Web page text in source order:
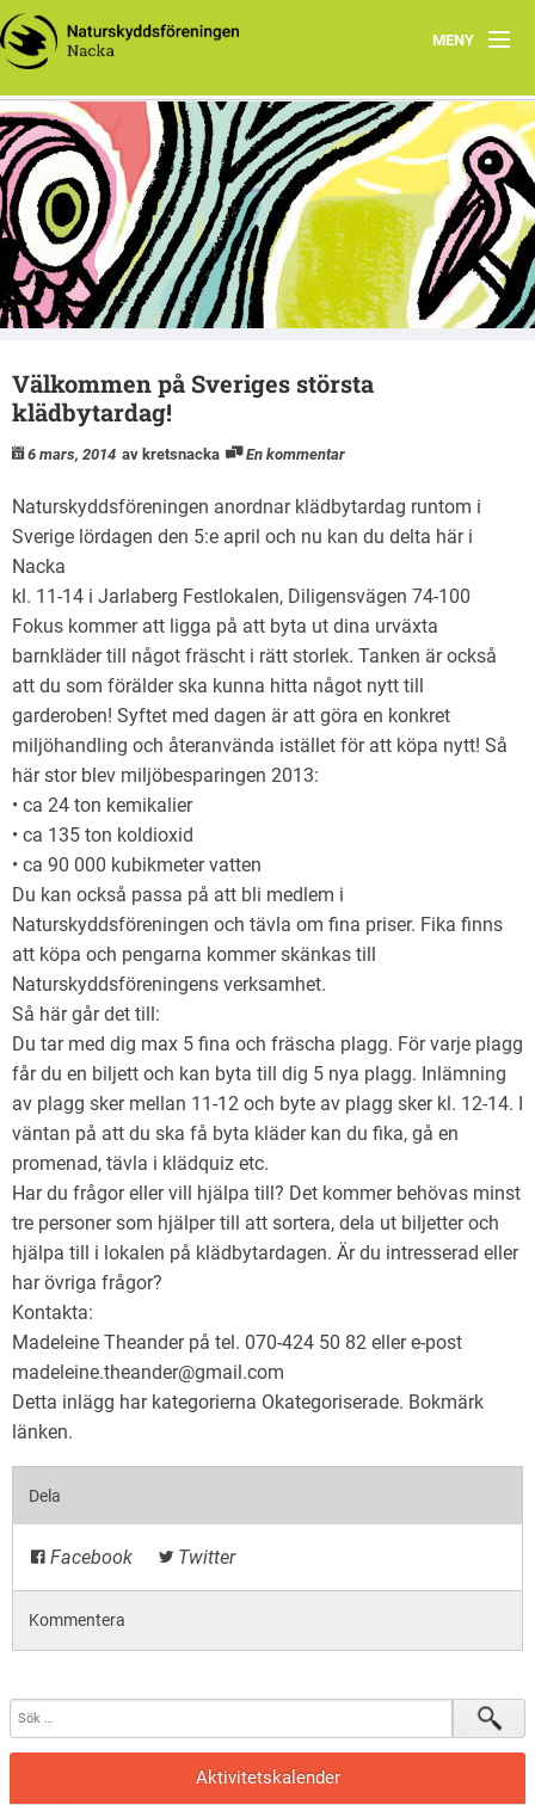
MENY
Hem
Vårprogram 2026
Dokument
Barn, familj och skola
Om oss
Nacka
Välkommen till kretswebben för Naturskyddsföreningen
i Nacka
Välkommen på Sveriges största
klädbytardag!
6 mars, 2014 av kretsnacka En kommentar
Naturskyddsföreningen anordnar klädbytardag runtom i
Sverige lördagen den 5:e april och nu kan du delta här i
Nacka
kl. 11-14 i Jarlaberg Festlokalen, Diligensvägen 74-100
Fokus kommer att ligga på att byta ut dina urväxta
barnkläder till något fräscht i rätt storlek. Tanken är också
att du som förälder ska kunna hitta något nytt till
garderoben! Syftet med dagen är att göra en konkret
miljöhandling och återanvända istället för att köpa nytt! Så
här stor blev miljöbesparingen 2013:
• ca 24 ton kemikalier
• ca 135 ton koldioxid
• ca 90 000 kubikmeter vatten
Du kan också passa på att bli medlem i
Naturskyddsföreningen och tävla om fina priser. Fika finns
att köpa och pengarna kommer skänkas till
Naturskyddsföreningens verksamhet.
Så här går det till:
Du tar med dig max 5 fina och fräscha plagg. För varje plagg
får du en biljett och kan byta till dig 5 nya plagg. Inlämning
av plagg sker mellan 11-12 och byte av plagg sker kl. 12-14. I
väntan på att du ska få byta kläder kan du fika, gå en
promenad, tävla i klädquiz etc.
Har du frågor eller vill hjälpa till? Det kommer behövas minst
tre personer som hjälper till att sortera, dela ut biljetter och
hjälpa till i lokalen på klädbytardagen. Är du intresserad eller
har övriga frågor?
Kontakta:
Madeleine Theander på tel. 070-424 50 82 eller e-post
madeleine.theander@gmail.com
Detta inlägg har kategorierna Okategoriserade. Bokmärk
länken.
Dela
Facebook Twitter
Kommentera
Aktivitetskalender